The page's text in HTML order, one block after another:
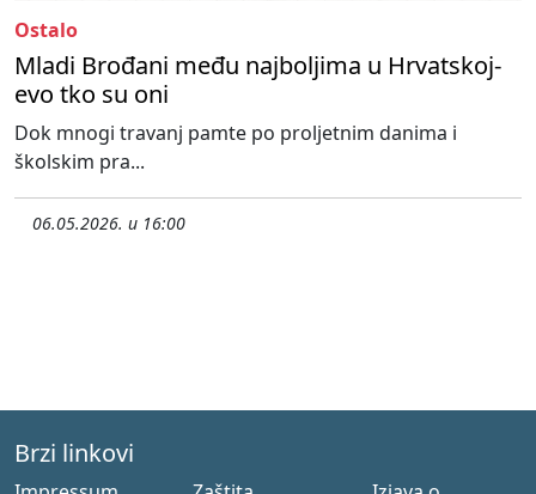
Ostalo
Mladi Brođani među najboljima u Hrvatskoj-
evo tko su oni
Dok mnogi travanj pamte po proljetnim danima i
školskim pra...
06.05.2026. u 16:00
Brzi linkovi